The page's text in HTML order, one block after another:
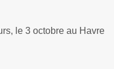
le 3 octobre au Havre